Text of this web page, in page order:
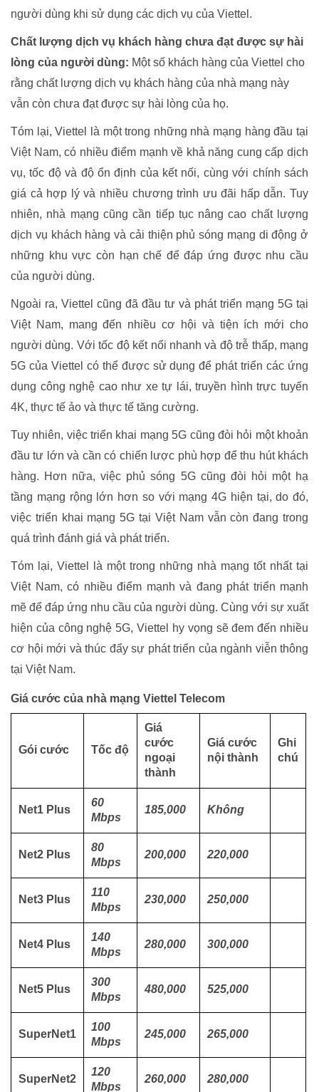
người dùng khi sử dụng các dịch vụ của Viettel.
Chất lượng dịch vụ khách hàng chưa đạt được sự hài
lòng của người dùng: Một số khách hàng của Viettel cho
rằng chất lượng dịch vụ khách hàng của nhà mạng này
vẫn còn chưa đạt được sự hài lòng của họ.
Tóm lại, Viettel là một trong những nhà mạng hàng đầu tại
Việt Nam, có nhiều điểm mạnh về khả năng cung cấp dịch
vụ, tốc độ và độ ổn định của kết nối, cùng với chính sách
giá cả hợp lý và nhiều chương trình ưu đãi hấp dẫn. Tuy
nhiên, nhà mạng cũng cần tiếp tục nâng cao chất lượng
dịch vụ khách hàng và cải thiện phủ sóng mạng di động ở
những khu vực còn hạn chế để đáp ứng được nhu cầu
của người dùng.
Ngoài ra, Viettel cũng đã đầu tư và phát triển mạng 5G tại
Việt Nam, mang đến nhiều cơ hội và tiện ích mới cho
người dùng. Với tốc độ kết nối nhanh và độ trễ thấp, mạng
5G của Viettel có thể được sử dụng để phát triển các ứng
dụng công nghệ cao như xe tự lái, truyền hình trực tuyến
4K, thực tế ảo và thực tế tăng cường.
Tuy nhiên, việc triển khai mạng 5G cũng đòi hỏi một khoản
đầu tư lớn và cần có chiến lược phù hợp để thu hút khách
hàng. Hơn nữa, việc phủ sóng 5G cũng đòi hỏi một hạ
tầng mạng rộng lớn hơn so với mạng 4G hiện tại, do đó,
việc triển khai mạng 5G tại Việt Nam vẫn còn đang trong
quá trình đánh giá và phát triển.
Tóm lại, Viettel là một trong những nhà mạng tốt nhất tại
Việt Nam, có nhiều điểm mạnh và đang phát triển mạnh
mẽ để đáp ứng nhu cầu của người dùng. Cùng với sự xuất
hiện của công nghệ 5G, Viettel hy vọng sẽ đem đến nhiều
cơ hội mới và thúc đẩy sự phát triển của ngành viễn thông
tại Việt Nam.
Giá cước của nhà mạng Viettel Telecom
Gói cước Tốc độ
Giá
cước
ngoại
thành
Giá cước
nội thành
Ghi
chú
Net1 Plus
60
Mbps
185,000 Không
Net2 Plus
80
Mbps
200,000 220,000
Net3 Plus
110
Mbps
230,000 250,000
Net4 Plus
140
Mbps
280,000 300,000
Net5 Plus
300
Mbps
480,000 525,000
SuperNet1
100
Mbps
245,000 265,000
SuperNet2
120
Mbps
260,000 280,000